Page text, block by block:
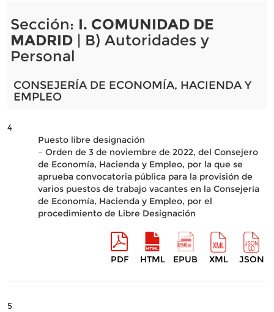
Sección: I. COMUNIDAD DE
MADRID| B) Autoridades y
Personal
CONSEJERÍA DE ECONOMÍA, HACIENDA Y
EMPLEO
4
Puesto libre designación
– Orden de 3 de noviembre de 2022, del Consejero
de Economía, Hacienda y Empleo, por la que se
aprueba convocatoria pública para la provisión de
varios puestos de trabajo vacantes en la Consejería
de Economía, Hacienda y Empleo, por el
procedimiento de Libre Designación
PDF HTML EPUB XML JSON
5